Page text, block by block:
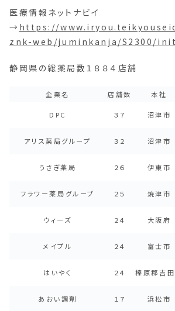
医療情報ネットナビイ
→ https://
znk-web/juminkanja/S2300/
静岡県の総薬局数１８８４店舗
企業名 店舗数 本社
DPC ３７ 沼津市
アリス薬局グループ ３２ 沼津市
うさぎ薬局 ２６ 伊東市
フラワー薬局グループ ２５ 焼津市
ウィーズ ２４ 大阪府
メイプル ２４ 富士市
はいやく ２４ 榛原郡吉
あおい調剤 １７ 浜松市